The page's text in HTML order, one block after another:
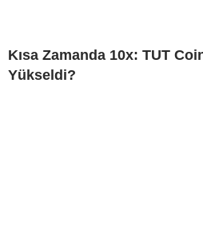
Kısa Zamanda 10x: TUT
Yükseldi?